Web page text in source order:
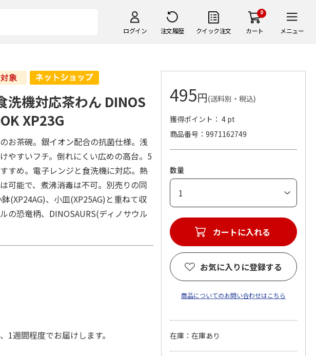
ログイン 注文履歴 クイック注文
0
カート メニュー
洗機対応茶わん DINOS
XP23G
お茶碗。銀イオン配合の抗菌仕様。浅
やすいフチ。倒れにくい広めの高台。5
すめ。電子レンジと食洗機に対応。熱
可能で、煮沸消毒は不可。別売りの同
(XP24AG)、小皿(XP25AG)と重ねて収
の恐竜柄、DINOSAURS(ディノサウル
週間程度でお届けします。
495円(送料別・税込)
獲得ポイント： 4 pt
商品番号
9971162749
数量
カートに入れる
お気に入りに登録する
商品についてのお問い合わせはこちら
在庫：在庫あり